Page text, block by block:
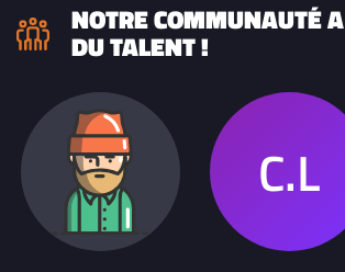
NOTRE COMMUNAUTÉ A
DU TALENT !